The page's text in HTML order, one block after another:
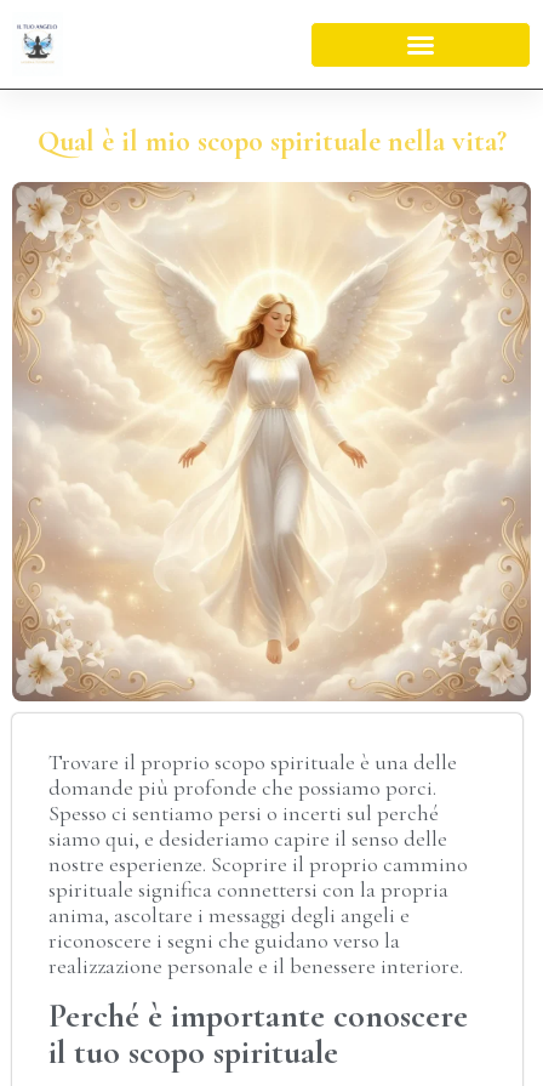
Qual è il mio scopo spirituale nella vita?
Trovare il proprio scopo spirituale è una delle
domande più profonde che possiamo porci.
Spesso ci sentiamo persi o incerti sul perché
siamo qui, e desideriamo capire il senso delle
nostre esperienze. Scoprire il proprio cammino
spirituale significa connettersi con la propria
anima, ascoltare i messaggi degli angeli e
riconoscere i segni che guidano verso la
realizzazione personale e il benessere interiore.
Perché è importante conoscere
il tuo scopo spirituale